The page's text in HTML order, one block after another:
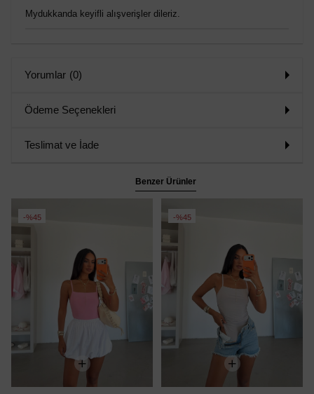
Mydukkanda keyifli alışverişler dileriz.
Yorumlar (0)
Ödeme Seçenekleri
Teslimat ve İade
Benzer Ürünler
%45 %45